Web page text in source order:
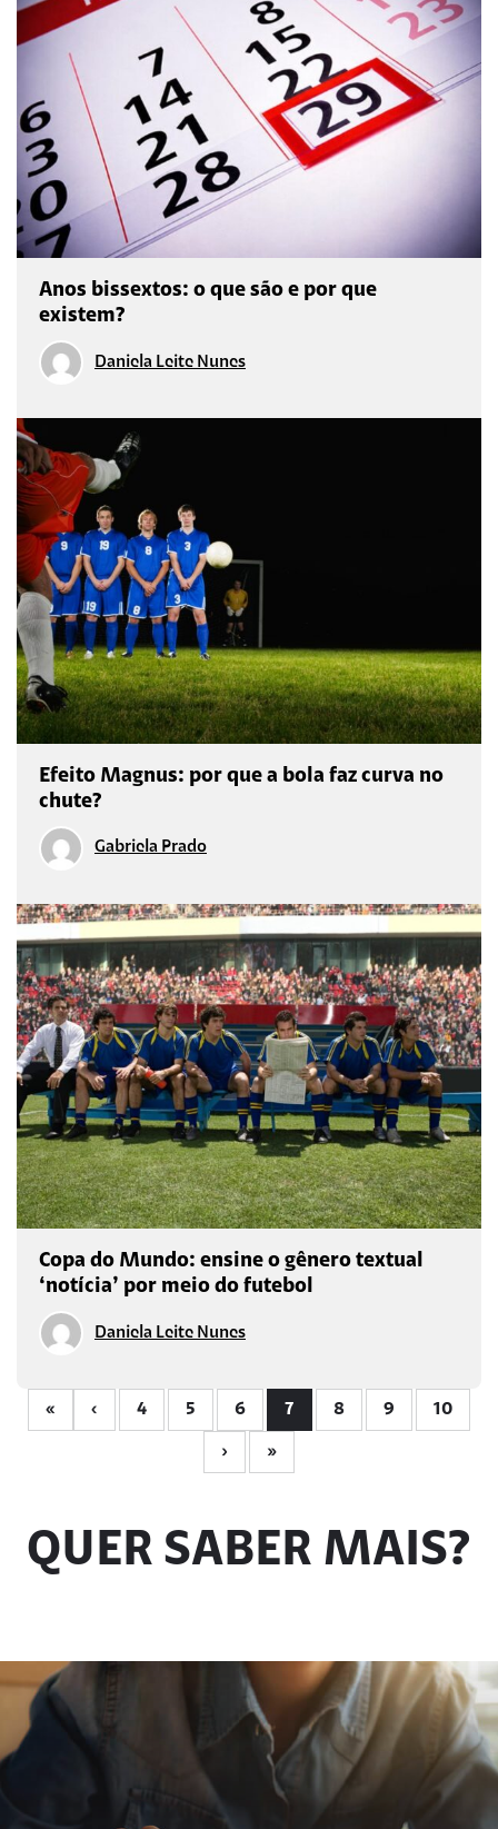
Anos bissextos: o que são e por que
existem?
Daniela Leite Nunes
Efeito Magnus: por que a bola faz curva no
chute?
Gabriela Prado
Copa do Mundo: ensine o gênero textual
‘notícia’ por meio do futebol
Daniela Leite Nunes
« ‹ 4 5 6 7 8 9 10
› »
QUER SABER MAIS?